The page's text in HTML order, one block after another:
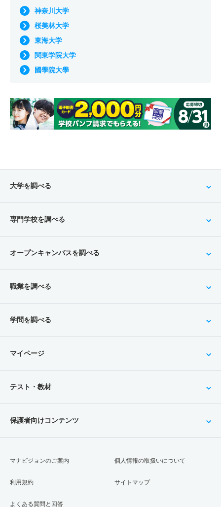
神奈川大学
桜美林大学
東海大学
関東学院大学
國學院大學
大学を調べる
専門学校を調べる
オープンキャンパスを調べる
職業を調べる
学問を調べる
マイページ
テスト・教材
保護者向けコンテンツ
マナビジョンのご案内
利用規約
よくある質問と回答
個人情報の取扱いについて
サイトマップ